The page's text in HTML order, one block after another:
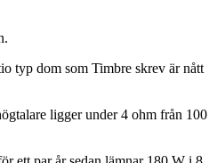
typ dom som Timbre skrev är nått
ligger under 4 ohm från 100